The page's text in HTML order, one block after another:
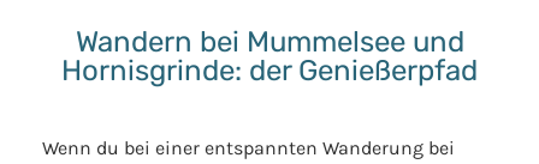
Wandern bei Mummelsee und
Hornisgrinde: der Genießerpfad
Wenn du bei einer entspannten Wanderung bei